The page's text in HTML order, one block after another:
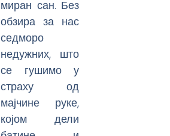
миран сан. Без
обзира за нас
седморо
недужних, што
се гушимо у
страху од
мајчине руке,
којом дели